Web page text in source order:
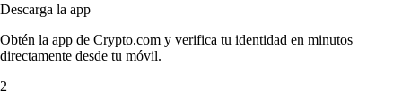
Descarga la app
Obtén la app de Crypto.com y verifica tu identidad en minutos
directamente desde tu móvil.
2